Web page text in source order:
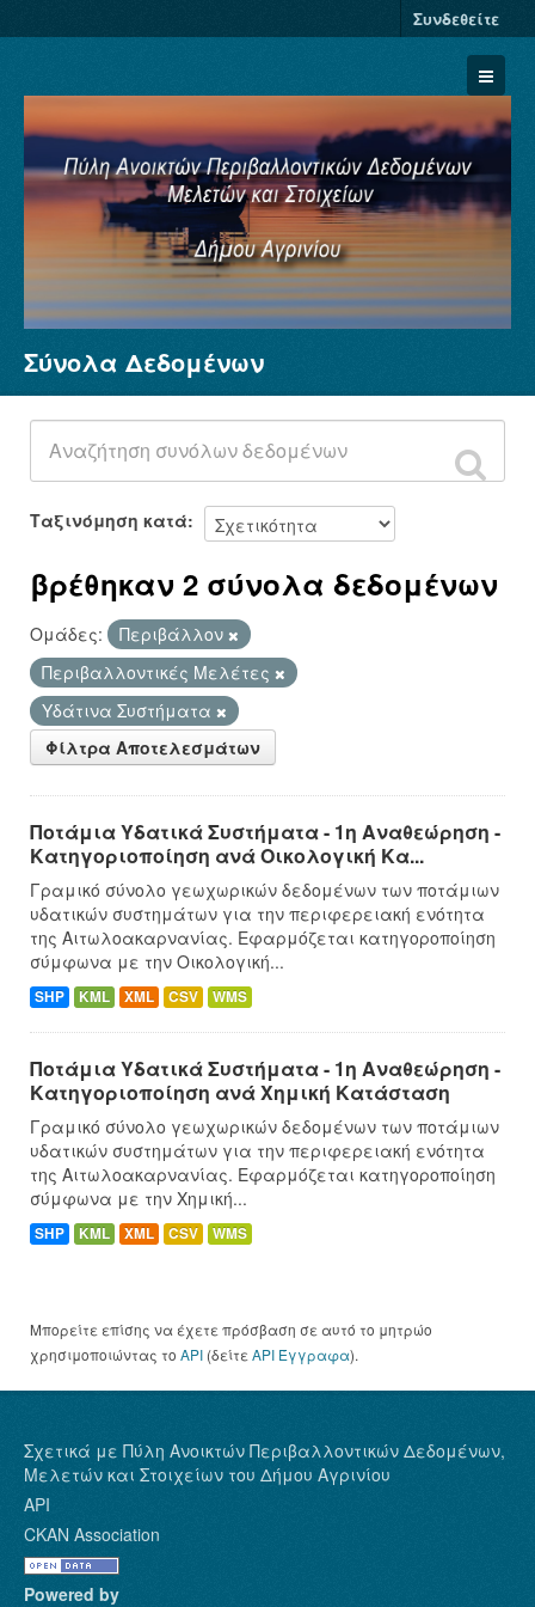
Συνδεθείτε
Σύνολα Δεδομένων
Φορείς
Ομάδες
Σχετικά
Σύνολα Δεδομένων
Ταξινόμηση κατά
βρέθηκαν 2 σύνολα δεδομένων
Ομάδες:
Περιβάλλον
Περιβαλλοντικές Μελέτες
Υδάτινα Συστήματα
Φίλτρα Αποτελεσμάτων
Ποτάμια Υδατικά Συστήματα - 1η Αναθεώρηση -
Κατηγοριοποίηση ανά Οικολογική Κα...
Γραμικό σύνολο γεωχωρικών δεδομένων των ποτάμιων
υδατικών συστημάτων για την περιφερειακή ενότητα
της Αιτωλοακαρνανίας. Εφαρμόζεται κατηγοροποίηση
σύμφωνα με την Οικολογική...
SHP KML XML CSV WMS
Ποτάμια Υδατικά Συστήματα - 1η Αναθεώρηση -
Κατηγοριοποίηση ανά Χημική Κατάσταση
Γραμικό σύνολο γεωχωρικών δεδομένων των ποτάμιων
υδατικών συστημάτων για την περιφερειακή ενότητα
της Αιτωλοακαρνανίας. Εφαρμόζεται κατηγοροποίηση
σύμφωνα με την Χημική...
SHP KML XML CSV WMS
Μπορείτε επίσης να έχετε πρόσβαση σε αυτό το μητρώο
χρησιμοποιώντας το API (δείτε API Έγγραφα).
Σχετικά με Πύλη Ανοικτών Περιβαλλοντικών Δεδομένων,
Μελετών και Στοιχείων του Δήμου Αγρινίου
API
CKAN Association
Powered by